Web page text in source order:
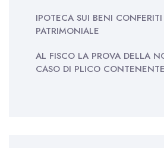
IPOTECA SUI BENI
PATRIMONIALE
AL FISCO LA PROVA DELLA
CASO DI PLICO